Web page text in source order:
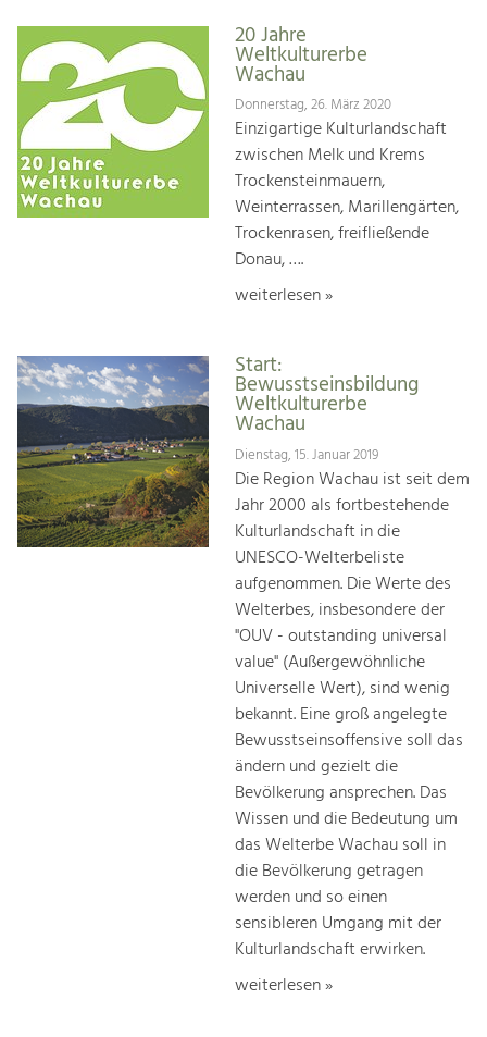
20 Jahre
Weltkulturerbe
Wachau
Donnerstag, 26. März 2020
Einzigartige Kulturlandschaft
zwischen Melk und Krems
Trockensteinmauern,
Weinterrassen, Marillengärten,
Trockenrasen, freifließende
Donau, ….
weiterlesen »
Start:
Bewusstseinsbildung
Weltkulturerbe
Wachau
Dienstag, 15. Januar 2019
Die Region Wachau ist seit dem
Jahr 2000 als fortbestehende
Kulturlandschaft in die
UNESCO-Welterbeliste
aufgenommen. Die Werte des
Welterbes, insbesondere der
"OUV - outstanding universal
value" (Außergewöhnliche
Universelle Wert), sind wenig
bekannt. Eine groß angelegte
Bewusstseinsoffensive soll das
ändern und gezielt die
Bevölkerung ansprechen. Das
Wissen und die Bedeutung um
das Welterbe Wachau soll in
die Bevölkerung getragen
werden und so einen
sensibleren Umgang mit der
Kulturlandschaft erwirken.
weiterlesen »